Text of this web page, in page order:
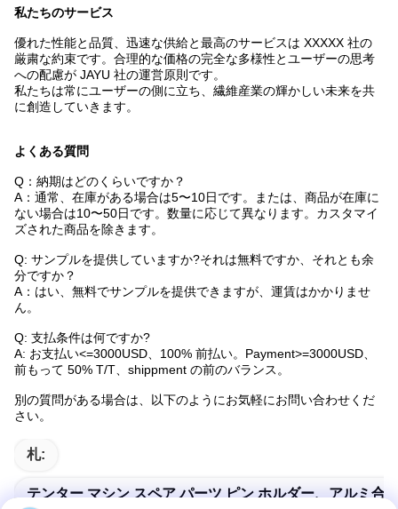
私たちのサービス
優れた性能と品質、迅速な供給と最高のサービスは XXXXX 社の
厳粛な約束です。合理的な価格の完全な多様性とユーザーの思考
への配慮が JAYU 社の運営原則です。
私たちは常にユーザーの側に立ち、繊維産業の輝かしい未来を共
に創造していきます。
よくある質問
Q：納期はどのくらいですか？
A：通常、在庫がある場合は5〜10日です。または、商品が在庫に
ない場合は10〜50日です。数量に応じて異なります。カスタマイ
ズされた商品を除きます。
Q: サンプルを提供していますか?それは無料ですか、それとも余
分ですか？
A：はい、無料でサンプルを提供できますが、運賃はかかりませ
ん。
Q: 支払条件は何ですか?
A: お支払い<=3000USD、100% 前払い。Payment>=3000USD、
前もって 50% T/T、shippment の前のバランス。
別の質問がある場合は、以下のようにお気軽にお問い合わせくだ
さい。
札:
テンター マシン スペア パーツ ピン ホルダー、アルミ